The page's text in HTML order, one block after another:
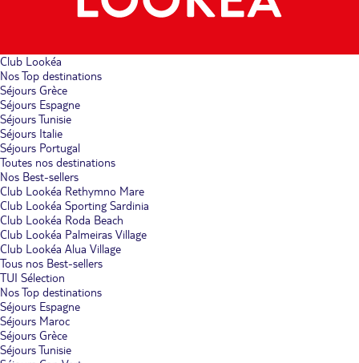
Club Lookéa
Nos Top destinations
Séjours Grèce
Séjours Espagne
Séjours Tunisie
Séjours Italie
Séjours Portugal
Toutes nos destinations
Nos Best-sellers
Club Lookéa Rethymno Mare
Club Lookéa Sporting Sardinia
Club Lookéa Roda Beach
Club Lookéa Palmeiras Village
Club Lookéa Alua Village
Tous nos Best-sellers
TUI Sélection
Nos Top destinations
Séjours Espagne
Séjours Maroc
Séjours Grèce
Séjours Tunisie